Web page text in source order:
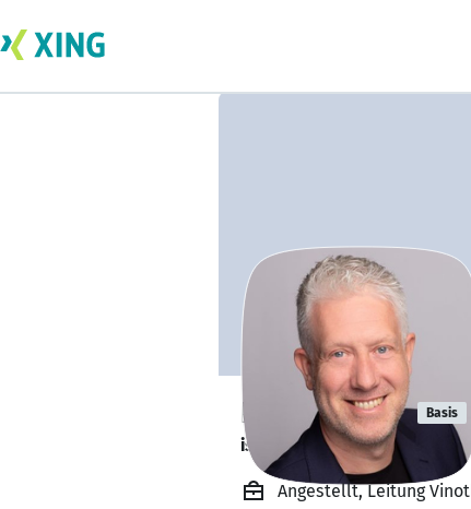
Nico Postelt Basis
ist offen für Projekte. 🔎
Angestellt, Leitung